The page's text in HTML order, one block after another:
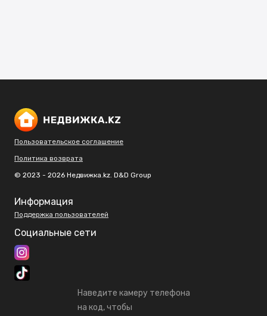
Пользовательское соглашение
Политика возврата
© 2023 - 2026 Недвижка.kz. D&D Group
Информация
Поддержка пользователей
Социальные сети
Наведите камеру телефона
на код, чтобы